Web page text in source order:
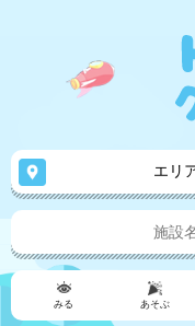
エリ
みる あそぶ